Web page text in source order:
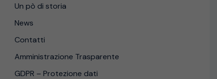
Un pò di storia
News
Contatti
Amministrazione Trasparente
GDPR – Protezione dati